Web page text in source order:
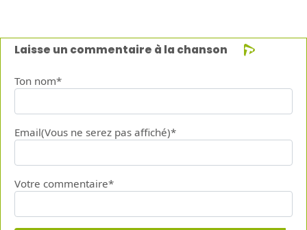
Laisse un commentaire à la chanson
Ton nom*
Email(Vous ne serez pas affiché)*
Votre commentaire*